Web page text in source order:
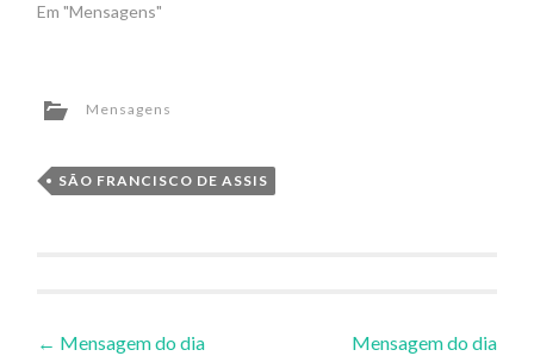
Em "Mensagens"
Mensagens
SÃO FRANCISCO DE ASSIS
Navegação
← Mensagem do dia
Mensagem do dia